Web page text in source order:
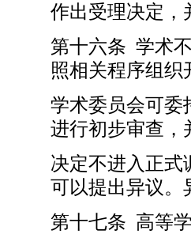
作出受理决定，
第十六条 学术
照相关程序组织
学术委员会可委
进行初步审查，
决定不进入正式
可以提出异议。
第十七条 高等